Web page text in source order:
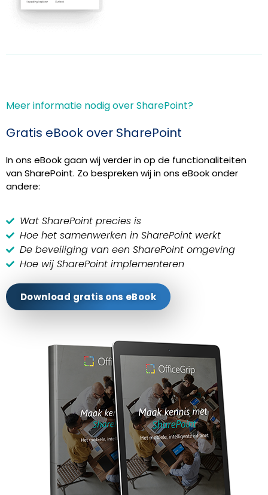
Meer informatie nodig over SharePoint?
Gratis eBook over SharePoint
In ons eBook gaan wij verder in op de functionaliteiten
van SharePoint. Zo bespreken wij in ons eBook onder
andere:
Wat SharePoint precies is
Hoe het samenwerken in SharePoint werkt
De beveiliging van een SharePoint omgeving
Hoe wij SharePoint implementeren
Download gratis ons eBook